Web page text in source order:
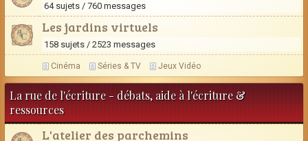
64 sujets / 760 messages
Les jardins virtuels
158 sujets / 2523 messages
Cinéma Séries & TV Jeux Vidéo
La rue de l'écriture - débats, aide à l'écriture &
ressources
L'atelier des parchemins